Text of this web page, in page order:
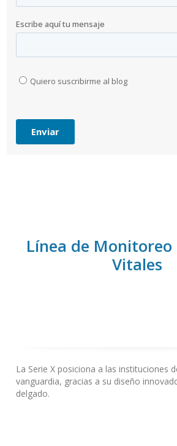
Línea de Monitoreo
Vitales
La Serie X posiciona a las instituciones
vanguardia, gracias a su diseño
delgado.